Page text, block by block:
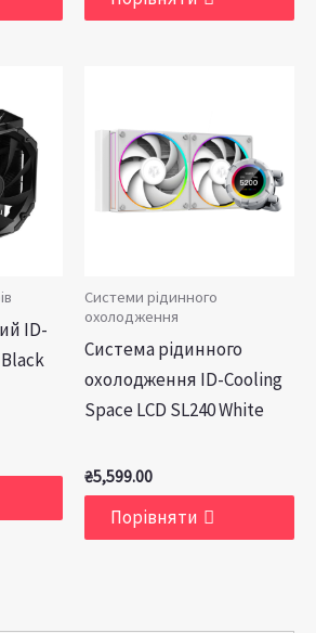
ID-
Системи рідинного
охолодження
Система рідинного
охолодження ID-Cooling
Space LCD SL240 White
₴5,599.00
Порівняти